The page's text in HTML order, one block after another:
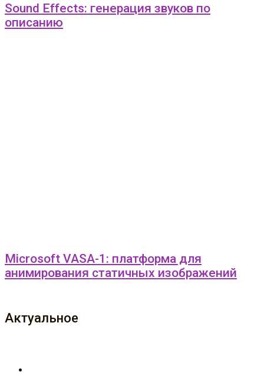
Sound Effects: генерация звуков по
описанию
Microsoft VASA-1: платформа для
анимирования статичных изображений
Актуальное